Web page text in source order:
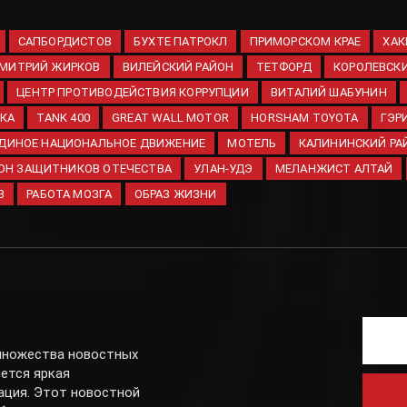
САПБОРДИСТОВ БУХТЕ ПАТРОКЛ ПРИМОРСКОМ КРАЕ
ЖИРКОВ
ВИЛЕЙСКИЙ РАЙОН ТЕТФОРД
ЦЕНТР ПРОТИВОДЕЙСТВИЯ КОРРУПЦИИ
ВИТАЛИЙ ШАБУНИН
TANK 400 GREAT WALL MOTOR HORSHAM TOYOTA
НАЦИОНАЛЬНОЕ ДВИЖЕНИЕ
МОТЕЛЬ КАЛИНИНСКИЙ
ЗАЩИТНИКОВ ОТЕЧЕСТВА
УЛАН-УДЭ МЕЛАНЖИСТ АЛТАЙ
РАБОТА МОЗГА ОБРАЗ ЖИЗНИ
новостных
яркая
Этот новостной